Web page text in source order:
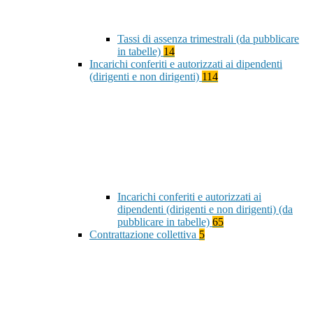
Tassi di assenza trimestrali (da pubblicare
in tabelle) 14
Incarichi conferiti e autorizzati ai dipendenti
(dirigenti e non dirigenti) 114
Incarichi conferiti e autorizzati ai
dipendenti (dirigenti e non dirigenti) (da
pubblicare in tabelle) 65
Contrattazione collettiva 5